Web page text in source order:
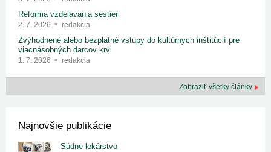
Reforma vzdelávania sestier
2. 7. 2026 redakcia
Zvýhodnené alebo bezplatné vstupy do kultúrnych inštitúcií pre
viacnásobných darcov krvi
1. 7. 2026 redakcia
Zobraziť všetky články
Najnovšie publikácie
Súdne lekárstvo